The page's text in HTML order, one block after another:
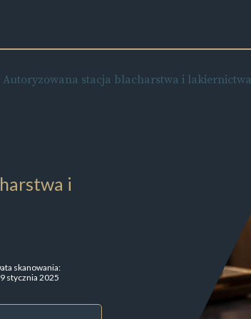
Autoryzowana stacja blacharstwa i lakiernictwa
i
skanowania:
stycznia 2025